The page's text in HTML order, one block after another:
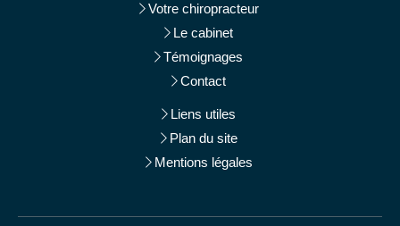
Votre chiropracteur
Le cabinet
Témoignages
Contact
Liens utiles
Plan du site
Mentions légales